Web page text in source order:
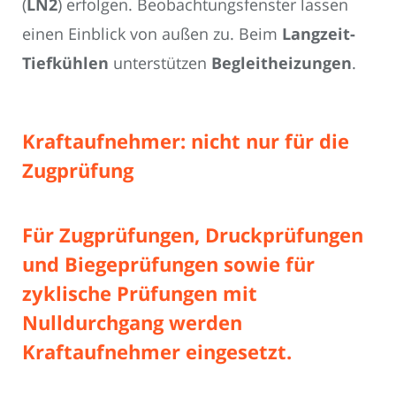
einen Einblick von außen zu. Beim Langzeit-
Tiefkühlen unterstützen Begleitheizungen.
Kraftaufnehmer: nicht nur für die
Zugprüfung
Für Zugprüfungen, Druckprüfungen
und Biegeprüfungen sowie für
zyklische Prüfungen mit
Nulldurchgang werden
Kraftaufnehmer eingesetzt.